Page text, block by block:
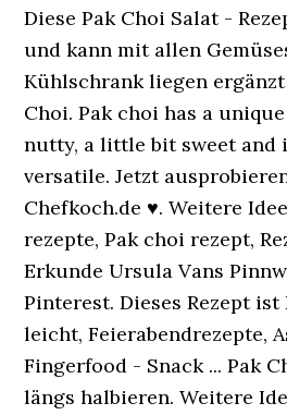
Diese Pak Choi Salat -
und kann mit allen
Kühlschrank liegen ergänzt
Choi. Pak choi has a
nutty, a little bit sweet and
versatile. Jetzt
Chefkoch.de ♥. Weitere
rezepte, Pak choi rezept,
Erkunde Ursula Vans
Pinterest. Dieses Rezept
leicht, Feierabendrezepte,
Fingerfood - Snack ... Pak
längs halbieren. Weitere